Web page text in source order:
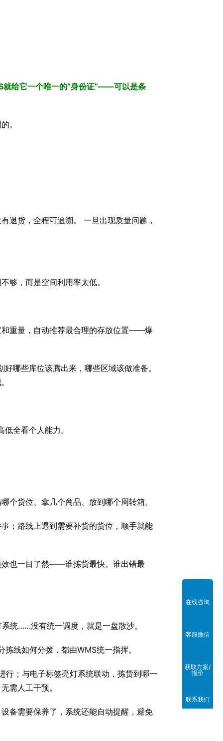
就给它一个唯一的“身份证”——可以是条
。
退货，全程可追溯。 一旦出现质量问题，
够，而是空间利用率太低。
和重量，自动推荐最合理的存放位置——爆
哪些库位该腾出来，哪些区域该做准备。
全看个人能力。
个货位、拿几个商品、放到哪个周转箱。
；路线上遇到需要补货的货位，顺手就能
效也一目了然——谁拣货最快、谁出错最
统……没有统一调度，就是一盘散沙。
线如何分拨，都由WMS统一指挥。
行；与电子标签亮灯系统联动，拣货到哪一
需人工干预。
备需要保养了，系统还能自动提醒，避免
在线咨询
客服微信
获取方案/
报价
联系我们